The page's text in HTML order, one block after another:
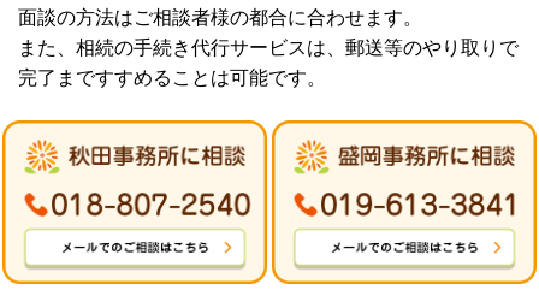
面談の方法はご相談者様の都合に合わせます。
また、相続の手続き代行サービスは、郵送等のやり取りで
完了まですすめることは可能です。